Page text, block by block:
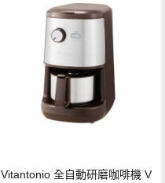
Vitantonio 全自動研磨咖啡機 V